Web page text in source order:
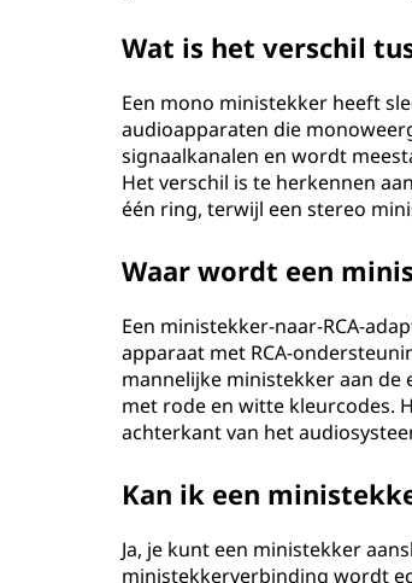
Wat is het verschil
Een mono ministekker heeft
audioapparaten die
signaalkanalen en wordt
Het verschil is te herkennen
één ring, terwijl een stereo
Waar wordt een
Een ministekker-naar-RCA-
apparaat met RCA-
mannelijke ministekker aan de
met rode en witte kleurcodes.
achterkant van het
Kan ik een
Ja, je kunt een ministekker
ministekkerverbinding wordt